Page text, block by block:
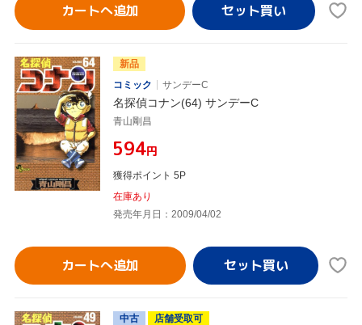
カートへ追加
新品
コミック
サンデーC
名探偵コナン(64) サンデーC
青山剛昌
¥594円
獲得ポイント 5P
在庫あり
発売年月日：2009/04/02
カートへ追加
中古
店舗受取可